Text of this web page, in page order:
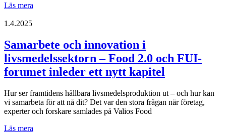
Läs mera
Hur
jobbar
företag
forskning,
utveckling
och
1.4.2025
Samarbete och innovation i
livsmedelssektorn – Food 2.0 och FUI-
forumet inleder ett nytt kapitel
Hur ser framtidens hållbara livsmedelsproduktion ut – och hur kan
vi samarbeta för att nå dit? Det var den stora frågan när företag,
experter och forskare samlades på Valios Food
Läs mera